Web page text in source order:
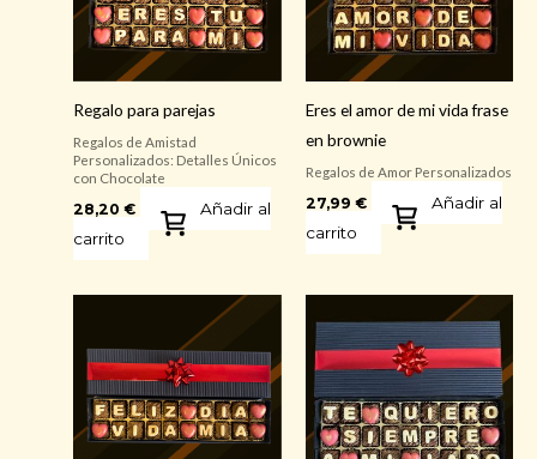
Regalo para parejas
Regalos de Amistad
Personalizados: Detalles Únicos
con Chocolate
28,20€
Añadir al
carrito
Eres el amor de mi vida frase
en brownie
Regalos de Amor Personalizados
27,99 €
Añadir al
carrito